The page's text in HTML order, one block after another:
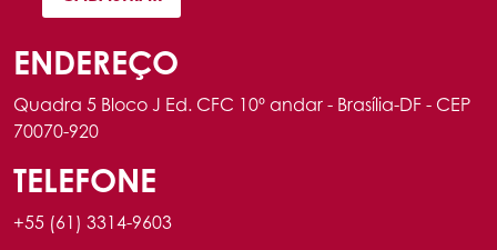
ENDEREÇO
Quadra 5 Bloco J Ed. CFC 10º andar - Brasília-DF - CEP
70070-920
TELEFONE
+55 (61) 3314-9603